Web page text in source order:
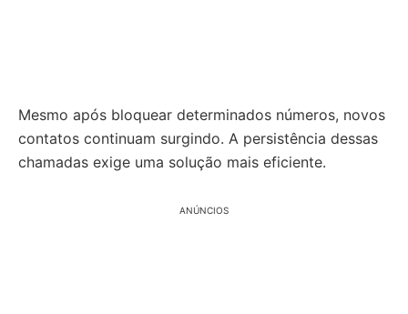
Mesmo após bloquear determinados números, novos
contatos continuam surgindo. A persistência dessas
chamadas exige uma solução mais eficiente.
ANÚNCIOS